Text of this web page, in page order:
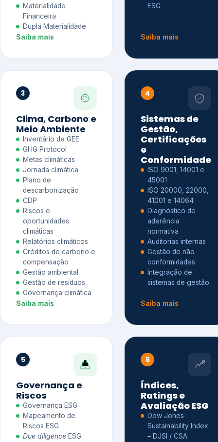
Materialidade
Financeira
Dupla Materialidade
Saiba mais
ESG
Saiba mais
3
Clima, Carbono e
Meio Ambiente
Inventário de GEE
GHG Protocol
Metas climáticas
Jornada climática
Plano de
descarbonização
CDP
Riscos e
oportunidades
climáticas
Relatórios climáticos
Créditos de carbono e
compensação
Gestão ambiental
Gestão de resíduos
Governança climática
Saiba mais
4
Sistemas de
Gestão,
Certificações
e
Conformidade
ISO 9001, 14001 e
45001
ISO 20000, 22000,
41001 e 14064
Diagnóstico de
aderência
normativa
Auditorias internas
Gestão de não
conformidades
Integração de
sistemas de gestão
Saiba mais
5
Governança e
Riscos
Governança ESG
Mapeamento de
Riscos ESG
Due diligence ESG
6
Índices,
Ratings e
Avaliação ESG
Dow Jones
Sustainability Index
– DJSI / CSA